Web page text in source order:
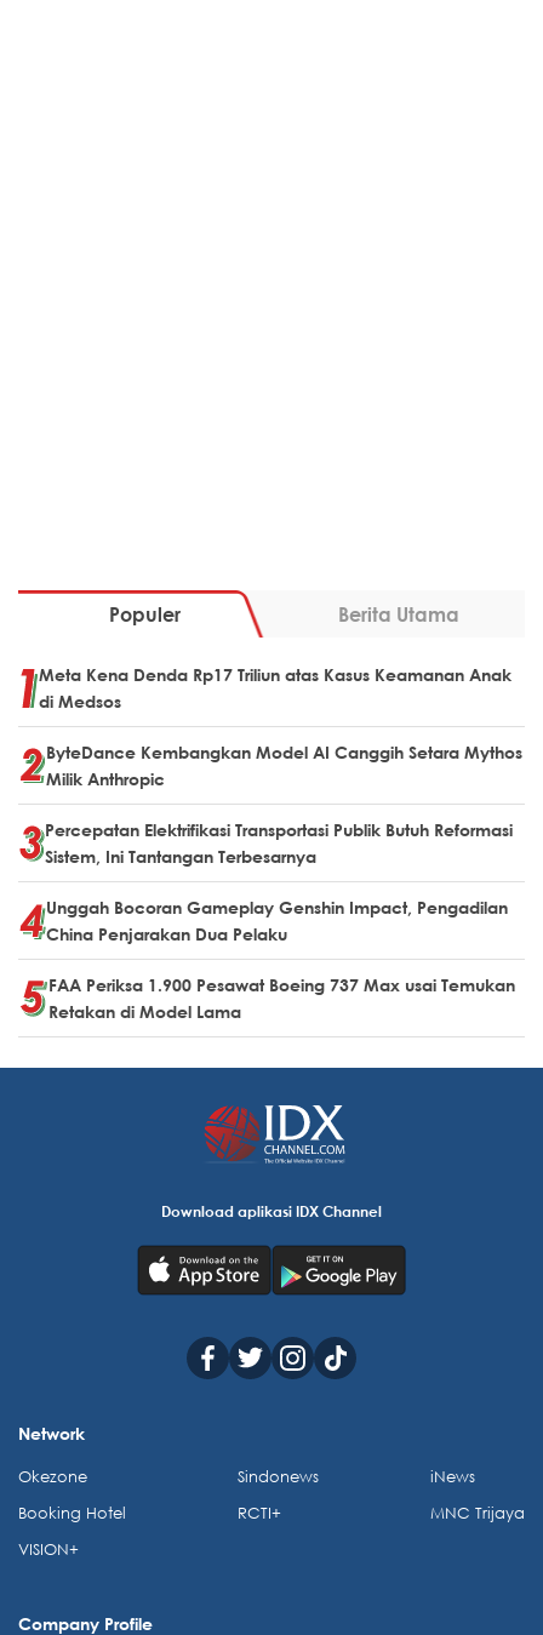
Populer Berita Utama
Meta Kena Denda Rp17 Triliun atas Kasus Keamanan Anak
di Medsos
ByteDance Kembangkan Model AI Canggih Setara Mythos
Milik Anthropic
Percepatan Elektrifikasi Transportasi Publik Butuh Reformasi
Sistem, Ini Tantangan Terbesarnya
Unggah Bocoran Gameplay Genshin Impact, Pengadilan
China Penjarakan Dua Pelaku
FAA Periksa 1.900 Pesawat Boeing 737 Max usai Temukan
Retakan di Model Lama
Download aplikasi IDX Channel
Network
Okezone
Booking Hotel
VISION+
Sindonews
RCTI+
iNews
MNC Trijaya
Company Profile